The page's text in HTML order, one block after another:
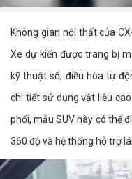
Không gian nội thất của
Xe dự kiến được trang bị
kỹ thuật số, điều hòa tự
chi tiết sử dụng vật liệu
phối, mẫu SUV này có thể
360 độ và hệ thống hỗ trợ